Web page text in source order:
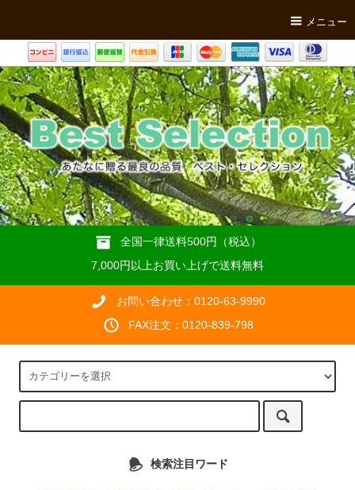
メニュー
全国一律送料500円（税込）
7,000円以上お買い上げで送料無料
お問い合わせ：0120-63-9990
FAX注文：0120-839-798
検索注目ワード